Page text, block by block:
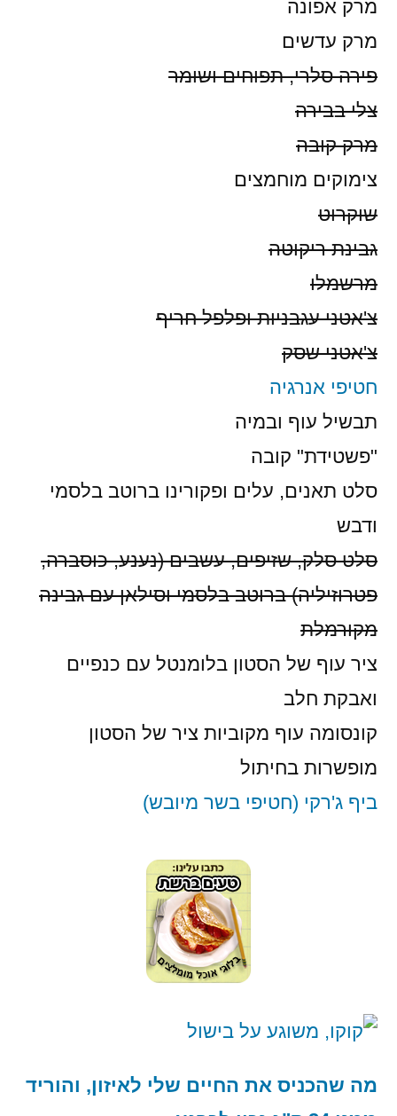
מרק אפונה
מרק עדשים
פירה סלרי, תפוחים ושומר
צלי בבירה
מרק קובה
צימוקים מוחמצים
שוקרוט
גבינת ריקוטה
מרשמלו
צ'אטני עגבניות ופלפל חריף
צ'אטני שסק
חטיפי אנרגיה
תבשיל עוף ובמיה
"פשטידת" קובה
סלט תאנים, עלים ופקורינו ברוטב בלסמי
ודבש
סלט סלק, שזיפים, עשבים (נענע, כוסברה,
פטרוזיליה) ברוטב בלסמי וסילאן עם גבינה
מקורמלת
ציר עוף של הסטון בלומנטל עם כנפיים
ואבקת חלב
קונסומה עוף מקוביות ציר של הסטון
מופשרות בחיתול
ביף ג'רקי (חטיפי בשר מיובש)
מה שהכניס את החיים שלי לאיזון, והוריד